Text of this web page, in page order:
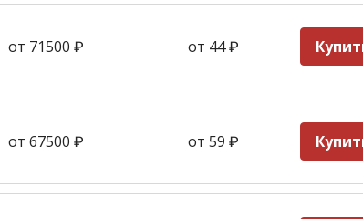
от 71500 ₽ от 44₽
от 67500 ₽ от 59 ₽